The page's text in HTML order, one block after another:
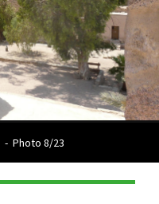
- Photo 8/23